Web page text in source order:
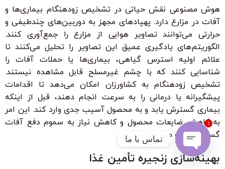
هوش مصنوعی نقش حیاتی در تشخیص زودهنگام بیماری‌ها و
آفات در مزارع دارد. پهپادهای مجهز به دوربین‌های چندطیفی و
حرارتی می‌توانند تصاویر هوایی از مزارع را جمع‌آوری کنند.
الگوریتم‌های یادگیری عمیق این تصاویر را تحلیل می‌کنند تا
علائم اولیه استرس گیاهی، بیماری‌ها یا حملات آفات را
شناسایی کنند که با چشم غیرمسلح قابل مشاهده نیستند.
تشخیص زودهنگام به کشاورزان امکان می‌دهد تا اقدامات
پیشگیرانه یا درمانی را به سرعت انجام دهند، قبل از اینکه
بیماری گسترش یابد و به محصول آسیب جدی وارد کند. این امر
به کاهش ضایعات محصول و کاهش نیاز به سموم دفع آفات
گسترده کمک می‌کند.
بهینه‌سازی زنجیره تأمین غذا
تماس با ما
Open
1